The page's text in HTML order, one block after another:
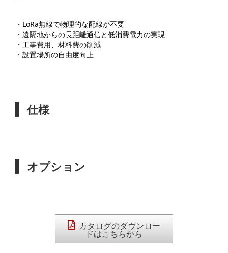
・LoRa無線で物理的な配線が不要
・遠隔地からの長距離通信と低消費電力の実現
・工事費用、材料費の削減
・設置場所の自由度向上
仕様
オプション
カタログのダウンロー
ドはこちらから